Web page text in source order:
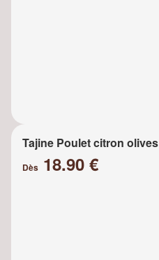
Tajine Poulet citron olives
Dès 18.90 €